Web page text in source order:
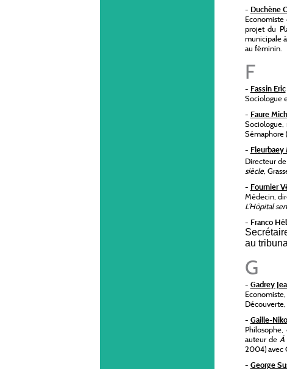
- Duchène
projet du
municipale
au féminin.
F
- Fassin Eric
Sociologue
- Faure
Sémaphore
- Fleurbaey
Directeur
siècle,
- Fournier
Médecin,
L’Hôpital
- Franco
S
au
G
- Gadrey
- Gaille-
auteur de À
2004) avec
- George